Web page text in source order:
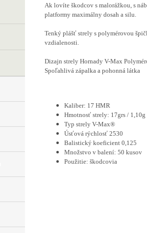
Ak lovíte škodcov s malorážkou, s
platformy maximálny dosah a silu.
Tenký plášť strely s polymérovou
vzdialenosti.
Dizajn strely Hornady V-Max
Spoľahlivá zápalka a pohonná látka
Kaliber: 17 HMR
Hmotnosť strely: 17grs / 1,10g
Typ strely V-Max®
Úsťová rýchlosť 2530
Balistický koeficient 0,125
Množstvo v balení: 50 kusov
Použitie: škodcovia